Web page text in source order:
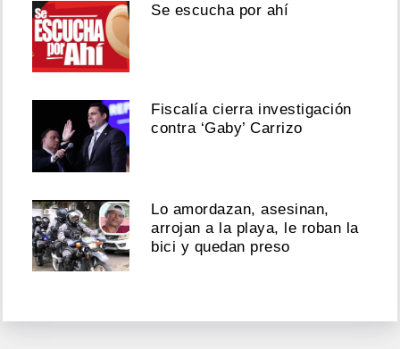
Se escucha por ahí
Fiscalía cierra investigación
contra ‘Gaby’ Carrizo
Lo amordazan, asesinan,
arrojan a la playa, le roban la
bici y quedan preso